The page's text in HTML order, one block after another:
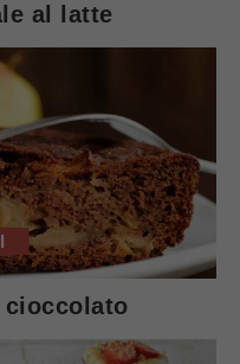
al latte
cioccolato